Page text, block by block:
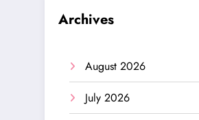
Archives
August 2026
July 2026